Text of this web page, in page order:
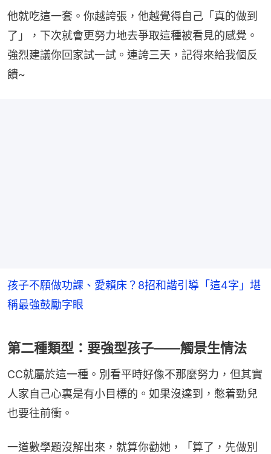
他就吃這一套。你越誇張，他越覺得自己「真的做到
了」，下次就會更努力地去爭取這種被看見的感覺。
強烈建議你回家試一試。連誇三天，記得來給我個反
饋~
孩子不願做功課、愛賴床？8招和諧引導「這4字」堪
稱最強鼓勵字眼
第二種類型：要強型孩子——觸景生情法
CC就屬於這一種。別看平時好像不那麼努力，但其實
人家自己心裏是有小目標的。如果沒達到，憋着勁兒
也要往前衝。
一道數學題沒解出來，就算你勸她，「算了，先做別